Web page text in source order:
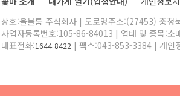
상호:올블룸 주식회사 | 도로명주소:(27453) 충
사업자등록번호:105-86-84013 | 업태 및 종목:
대표전화:1644-8422 | 팩스:043-853-3384 | 개인